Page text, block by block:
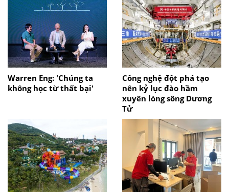
Warren Eng: 'Chúng ta
không học từ thất bại'
Công nghệ đột phá tạo
nên kỷ lục đào hầm
xuyên lòng sông Dương
Tử